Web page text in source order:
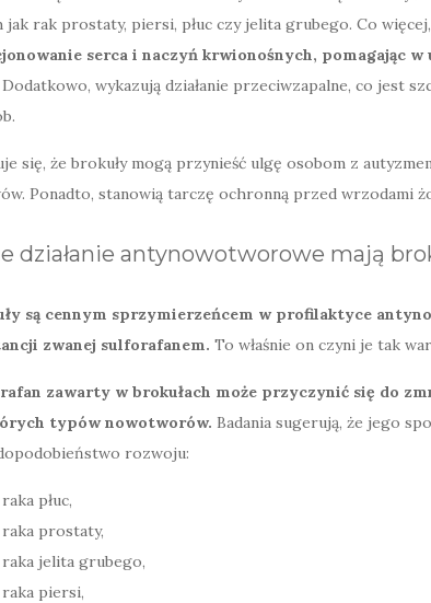
jak rak prostaty, piersi, płuc czy jelita grubego. Co więcej,
serca i naczyń krwionośnych, pomagając
Dodatkowo, wykazują działanie przeciwzapalne, co jest
się, że brokuły mogą przynieść ulgę osobom z
Ponadto, stanowią tarczę ochronną przed wrzodami
działanie antynowotworowe mają
są cennym sprzymierzeńcem w profilaktyce
zwanej sulforafanem. To właśnie on czyni je tak
zawarty w brokułach może przyczynić się do
typów nowotworów. Badania sugerują, że jego
rozwoju:
raka płuc,
raka prostaty,
raka jelita grubego,
raka piersi,